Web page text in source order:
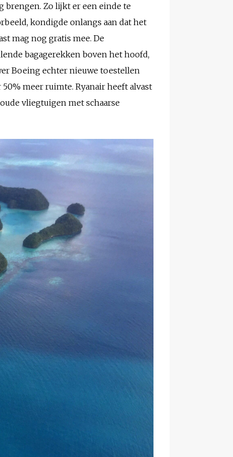
brengen. Zo lijkt er een einde te
kondigde onlangs aan dat het
mag nog gratis mee. De
bagagerekken boven het hoofd,
Boeing echter nieuwe toestellen
meer ruimte. Ryanair heeft alvast
vliegtuigen met schaarse